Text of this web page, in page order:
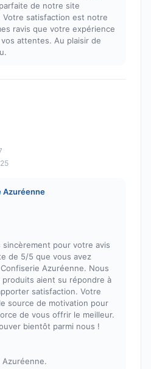
de notre site
Votre satisfaction est notre
ravis que votre expérience
attentes. Au plaisir de
Azuréenne
sincèrement pour votre avis
de 5/5 que vous avez
Azuréenne. Nous
produits aient su répondre à
satisfaction. Votre
source de motivation pour
de vous offrir le meilleur.
bientôt parmi nous !
Azuréenne.